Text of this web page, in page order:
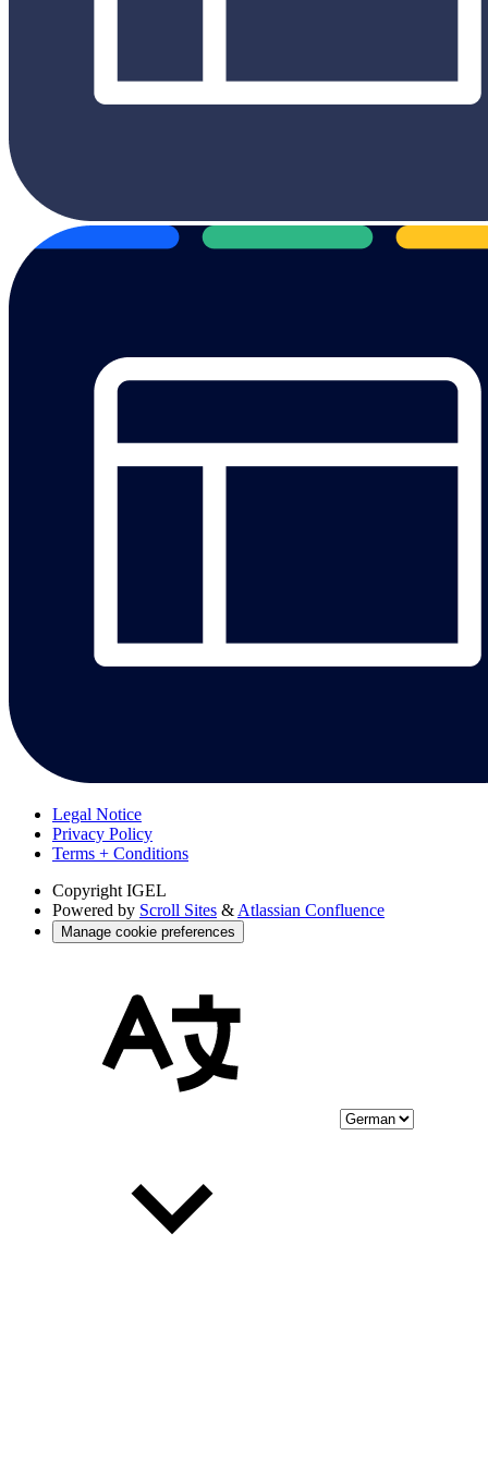
Legal Notice
Privacy Policy
Terms + Conditions
Copyright IGEL
Powered by Scroll Sites & Atlassian Confluence
Manage cookie preferences